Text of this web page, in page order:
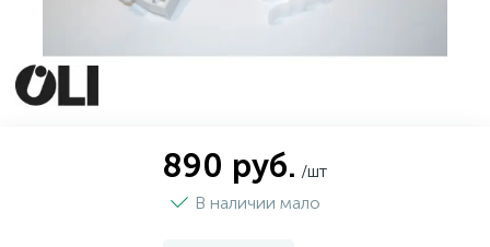
890 руб. /шт
В наличии мало